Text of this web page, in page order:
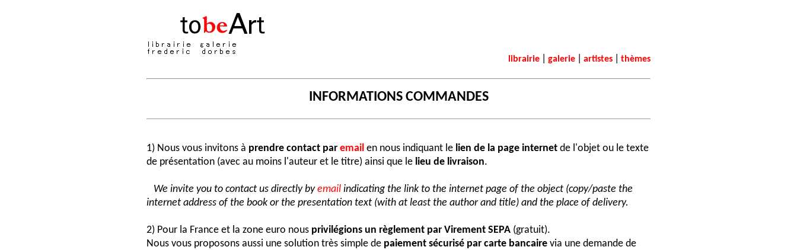
librairie galerie artistes thèmes
INFORMATIONS COMMANDES
1) Nous vous invitons à prendre contact par email en nous indiquant le lien de la page internet de l'objet ou le texte
de présentation (avec au moins l'auteur et le titre) ainsi que le lieu de livraison.
We invite you to contact us directly byemail indicating the link to the internet page of the object (copy/paste the
internet address of the book or the presentation text (with at least the author and title) and the place of delivery.
2) Pour la France et la zone euro nous privilégions un règlement par Virement SEPA (gratuit).
Nous vous proposons aussi une solution très simple de paiement sécurisé par carte bancaire via une demande de